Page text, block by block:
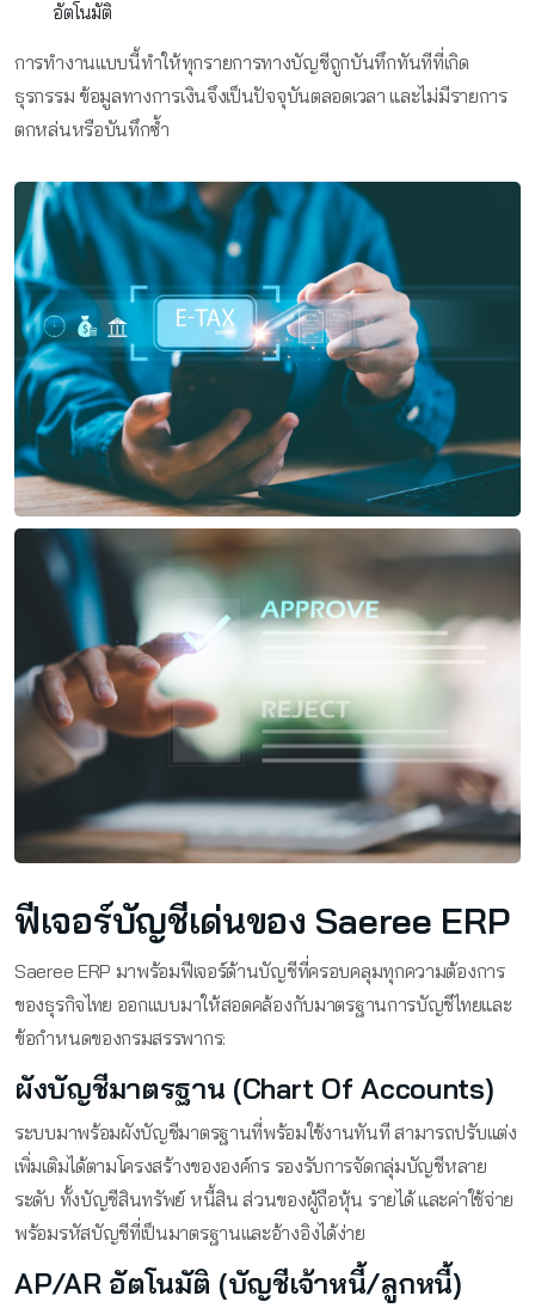
อัตโนมัติ
การทำงานแบบนี้ทำให้ทุกรายการทางบัญชีถูกบันทึกทันทีที่เกิด
ธุรกรรม ข้อมูลทางการเงินจึงเป็นปัจจุบันตลอดเวลา และไม่มีรายการ
ตกหล่นหรือบันทึกซ้ำ
ฟีเจอร์บัญชีเด่นของ Saeree ERP
Saeree ERP มาพร้อมฟีเจอร์ด้านบัญชีที่ครอบคลุมทุกความต้องการ
ของธุรกิจไทย ออกแบบมาให้สอดคล้องกับมาตรฐานการบัญชีไทยและ
ข้อกำหนดของกรมสรรพากร:
ผังบัญชีมาตรฐาน (Chart Of Accounts)
ระบบมาพร้อมผังบัญชีมาตรฐานที่พร้อมใช้งานทันที สามารถปรับแต่ง
เพิ่มเติมได้ตามโครงสร้างขององค์กร รองรับการจัดกลุ่มบัญชีหลาย
ระดับ ทั้งบัญชีสินทรัพย์ หนี้สิน ส่วนของผู้ถือหุ้น รายได้ และค่าใช้จ่าย
พร้อมรหัสบัญชีที่เป็นมาตรฐานและอ้างอิงได้ง่าย
AP/AR อัตโนมัติ (บัญชีเจ้าหนี้/ลูกหนี้)